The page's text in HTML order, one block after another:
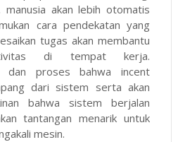
akan lebih otomatis
cara pendekatan yang
tugas akan membantu
di tempat kerja.
dan proses bahwa incent
dari sistem serta akan
bahwa sistem berjalan
tantangan menarik untuk
mesin.